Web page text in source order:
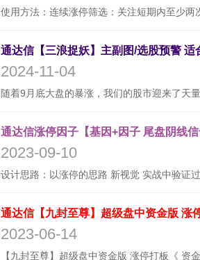
2024-11-04
通达信涨停因子【基因+因子 尾盘阴线
2023-09-10
2023-06-14